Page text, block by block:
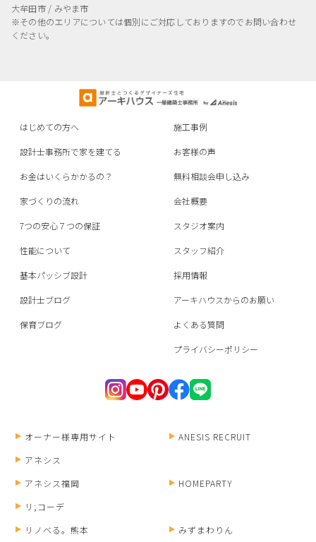
大牟田市 / みやま市
※その他のエリアについては個別にご対応しておりますのでお問い合わせ
ください。
はじめての方へ
設計士事務所で家を建てる
お金はいくらかかるの？
家づくりの流れ
7つの安心７つの保証
性能について
基本パッシブ設計
設計士ブログ
保育ブログ
施工事例
お客様の声
無料相談会申し込み
会社概要
スタジオ案内
スタッフ紹介
採用情報
アーキハウスからのお願い
よくある質問
プライバシーポリシー
オーナー様専用サイト
ANESIS RECRUIT
アネシス
アネシス福岡
HOMEPARTY
リ;コーデ
リノベる。熊本
みずまわりん